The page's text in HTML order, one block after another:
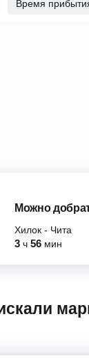
Время
Можно
Хилок - Чита
3 ч 56 мин